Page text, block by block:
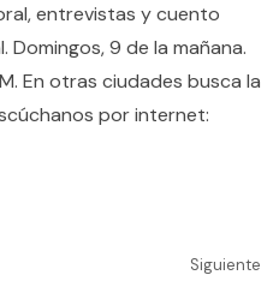
entrevistas y cuento
Domingos, 9 de la mañana.
En otras ciudades busca la
por internet:
Siguiente